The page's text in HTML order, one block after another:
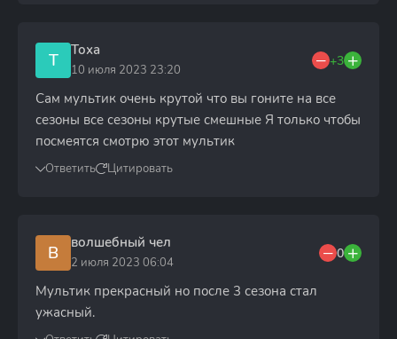
Т Тоха
10 июля 2023 23:20
+3
Сам мультик очень крутой что вы гоните на все
сезоны все сезоны крутые смешные Я только чтобы
посмеятся смотрю этот мультик
Ответить Цитировать
В волшебный чел
2 июля 2023 06:04
0
Мультик прекрасный но после 3 сезона стал
ужасный.